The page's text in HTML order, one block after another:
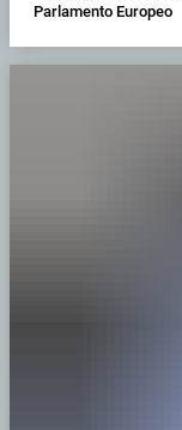
Parlamento Europeo